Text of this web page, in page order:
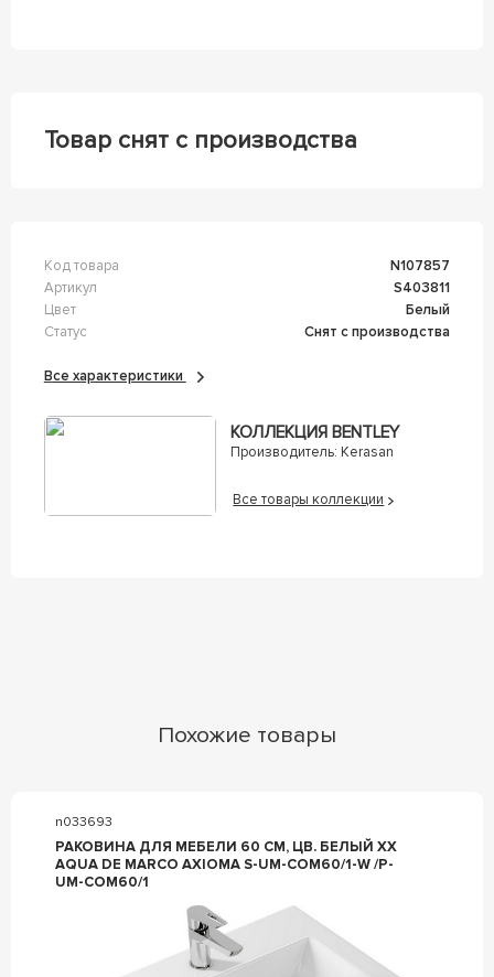
Товар снят с производства
Код товара
n107857
Артикул
s403811
Цвет
Белый
Статус
Снят с производства
Все характеристики
КОЛЛЕКЦИЯ BENTLEY
Производитель: Kerasan
Все товары коллекции
Похожие товары
n033693
РАКОВИНА ДЛЯ МЕБЕЛИ 60 СМ, ЦВ. БЕЛЫЙ XX
AQUA DE MARCO AXIOMA S-UM-COM60/1-W /P-
UM-COM60/1